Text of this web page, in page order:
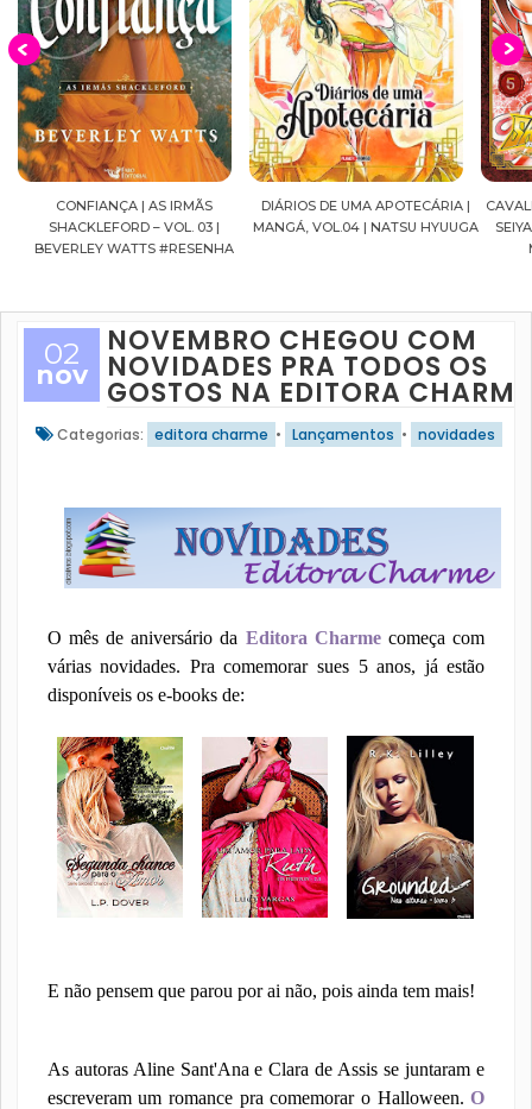
CONFIANÇA | AS IRMÃS
SHACKLEFORD – VOL. 03 |
BEVERLEY WATTS #RESENHA
DIÁRIOS DE UMA APOTECÁRIA |
MANGÁ, VOL.04 | NATSU HYUUGA
SEIYA
02
nov
NOVEMBRO CHEGOU COM
NOVIDADES PRA TODOS OS
GOSTOS NA EDITORA CHARME
Categorias: editora charme • Lançamentos • novidades
O mês de aniversário da Editora Charme começa com
várias novidades. Pra comemorar sues 5 anos, já estão
disponíveis os e-books de:
E não pensem que parou por ai não, pois ainda tem mais!
As autoras Aline Sant'Ana e Clara de Assis se juntaram e
escreveram um romance pra comemorar o Halloween.O